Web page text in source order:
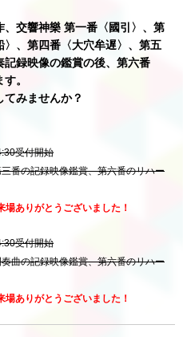
交響神樂 第一番〈國引〉、第
、第四番〈大穴牟遅〉、第五
録映像の鑑賞の後、第六番
。
みませんか？
受付開始
番の記録映像鑑賞、第六番のリハー
ありがとうございました！
受付開始
曲の記録映像鑑賞、第六番のリハー
ありがとうございました！